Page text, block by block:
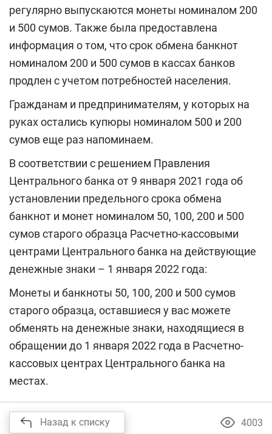
регулярно выпускаются монеты номиналом 200
и 500 сумов. Также была предоставлена
информация о том, что срок обмена банкнот
номиналом 200 и 500 сумов в кассах банков
продлен с учетом потребностей населения.
Гражданам и предпринимателям, у которых на
руках остались купюры номиналом 500 и 200
сумов еще раз напоминаем.
В соответствии с решением Правления
Центрального банка от 9 января 2021 года об
установлении предельного срока обмена
банкнот и монет номиналом 50, 100, 200 и 500
сумов старого образца Расчетно-кассовыми
центрами Центрального банка на действующие
денежные знаки – 1 января 2022 года:
Монеты и банкноты 50, 100, 200 и 500 сумов
старого образца, оставшиеся у вас можете
обменять на денежные знаки, находящиеся в
обращении до 1 января 2022 года в Расчетно-
кассовых центрах Центрального банка на
местах.
Назад к списку 4003